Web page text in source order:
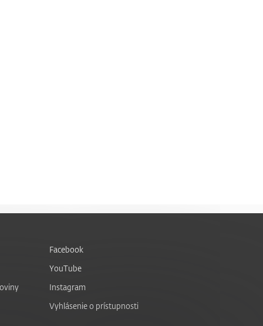
Facebook
YouTube
Instagram
Vyhlásenie o prístupnosti